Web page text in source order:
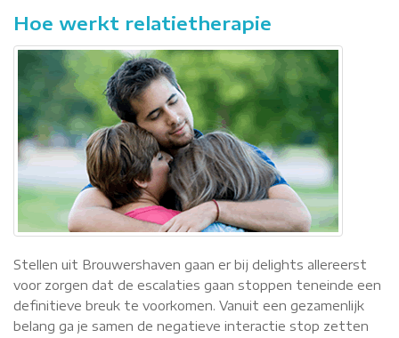
Hoe werkt relatietherapie
Stellen uit Brouwershaven gaan er bij delights allereerst
voor zorgen dat de escalaties gaan stoppen teneinde een
definitieve breuk te voorkomen. Vanuit een gezamenlijk
belang ga je samen de negatieve interactie stop zetten